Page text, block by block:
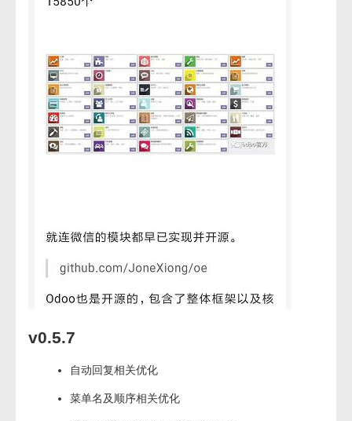
v0.5.7
自动回复相关优化
菜单名及顺序相关优化